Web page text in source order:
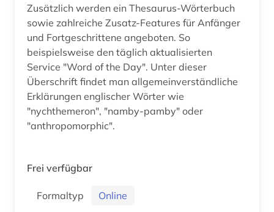
Zusätzlich werden ein Thesaurus-Wörterbuch
sowie zahlreiche Zusatz-Features für Anfänger
und Fortgeschrittene angeboten. So
beispielsweise den täglich aktualisierten
Service "Word of the Day". Unter dieser
Überschrift findet man allgemeinverständliche
Erklärungen englischer Wörter wie
"nychthemeron", "namby-pamby" oder
"anthropomorphic".
Frei verfügbar
Formaltyp
Online